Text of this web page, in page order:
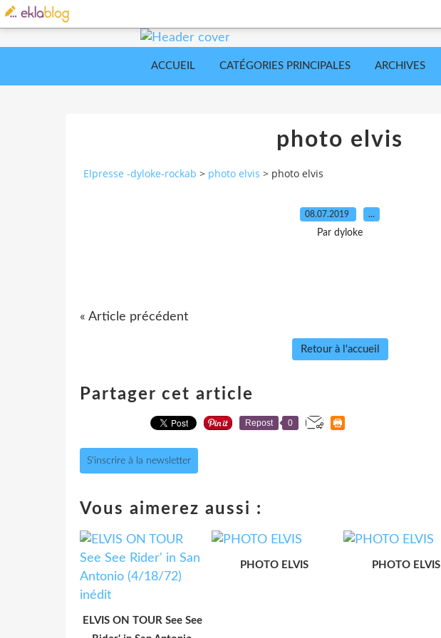
ACCUEIL CATÉGORIES PRINCIPALES ARCHIVES
photo elvis
Elpresse -dyloke-rockab > photo elvis > photo elvis
08.07.2019 …
Par dyloke
« Article précédent
Retour à l'accueil
Partager cet article
Repost 0
S'inscrire à la newsletter
Vous aimerez aussi :
ELVIS ON TOUR See See
PHOTO ELVIS PHOTO ELVIS